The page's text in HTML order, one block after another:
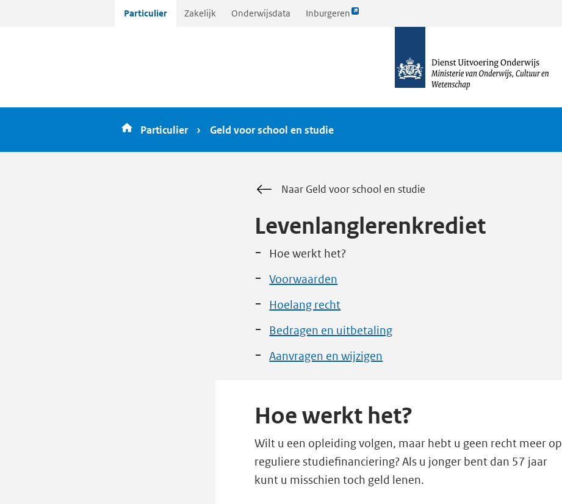
Particulier Zakelijk Onderwijsdata Inburgeren
Link
homepagina
Particulier Geld voor school en studie
Naar Geld voor school en studie
Levenlanglerenkrediet
Hoe werkt het?
Voorwaarden
Hoelang recht
Bedragen en uitbetaling
Aanvragen en wijzigen
Hoe werkt het?
Wilt u een opleiding volgen, maar hebt u geen recht meer op
reguliere studiefinanciering? Als u jonger bent dan 57 jaar
kunt u misschien toch geld lenen.